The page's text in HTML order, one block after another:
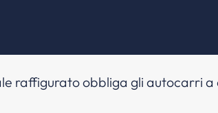
raffigurato obbliga gli autocarri